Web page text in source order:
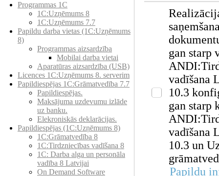
Programmas 1C
1C:Uzņēmums 8
1C:Uzņēmums 7.7
Papildu darba vietas (1C:Uzņēmums
8)
Programmas aizsardzība
Mobilai darba vietai
Aparatūras aizsardzība (USB)
Licences 1C:Uzņēmums 8. serverim
Papildiespējas 1C:Grāmatvedība 7.7
Papildiespējas.
Maksājuma uzdevumu izlāde
uz banku.
Elekroniskās deklarācijas.
Papildiespējas (1C:Uzņēmums 8)
1C:Grāmatvedība 8
1C:Tirdzniecības vadīšana 8
1С: Darba alga un personāla
vadība 8 Latvijai
On Demand Software
gan starp
vadīšana
10.3
gan starp
vadīšana
10.3 un
Papildu